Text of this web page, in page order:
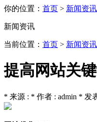
你的位置： 首页 > 新闻资讯
新闻资讯
当前位置： 首页 > 新闻资讯
提高网站关
* 来源 : * 作者 : admin * 发